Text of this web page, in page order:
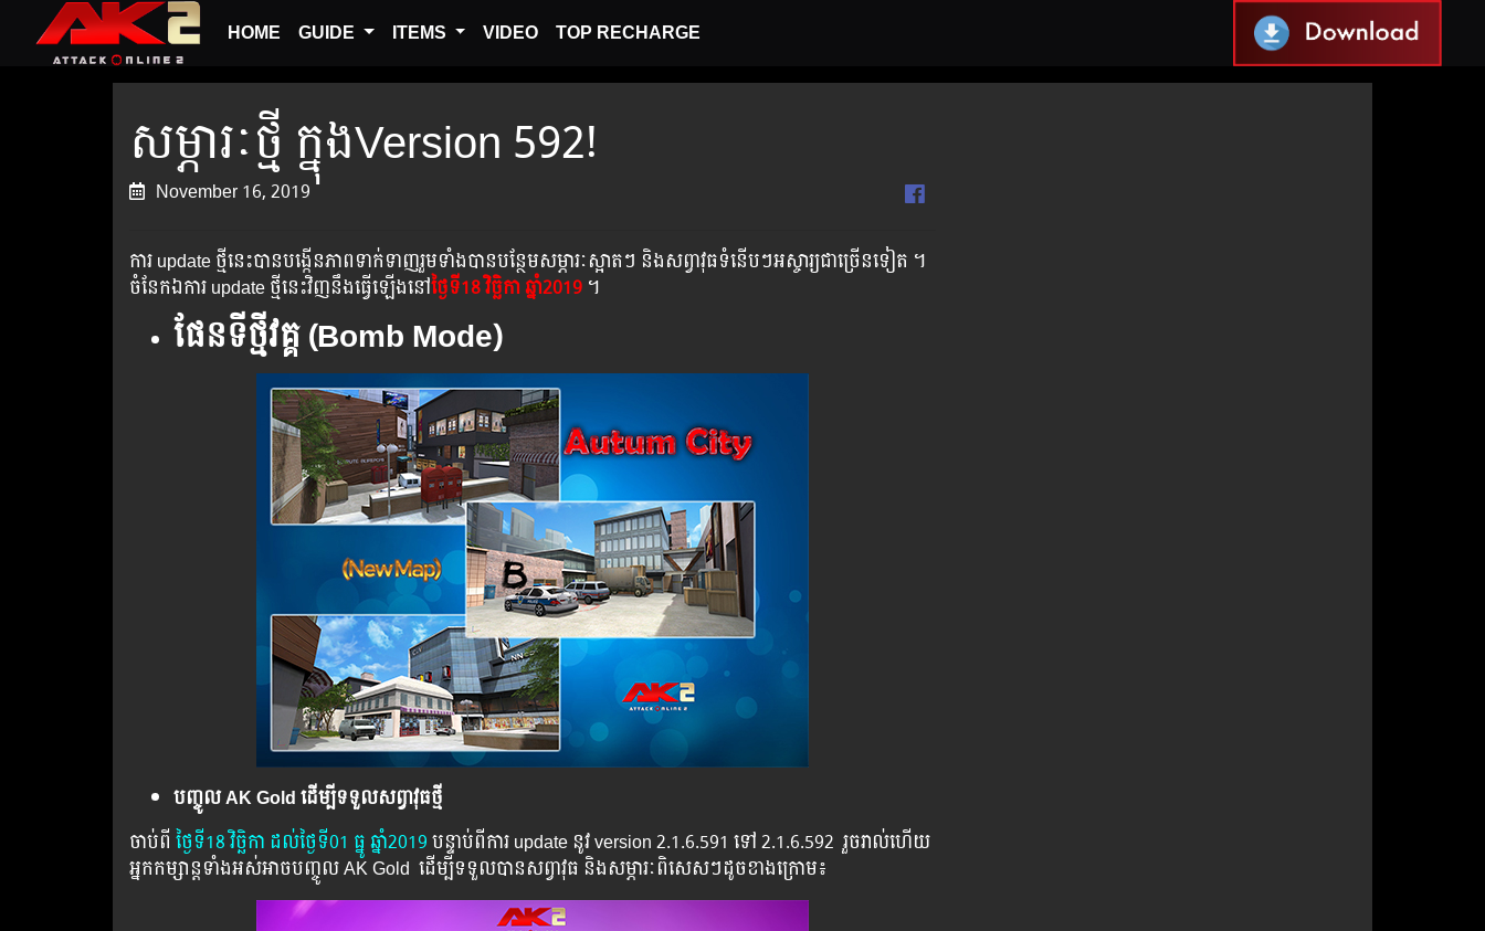
HOME GUIDE ITEMS VIDEO TOP RECHARGE
សម្ភារៈថ្មី ក្នុងVersion 592!
November 16, 2019
ការ update ថ្មីនេះបានបង្កើនភាពទាក់ទាញរួមទាំងបានបន្ថែមសម្ភារៈស្អាតៗ និងសព្វាវុធទំនើបៗអស្ចារ្យជាច្រើនទៀត ។
ចំនែកឯការ update ថ្មីនេះវិញនឹងធ្វើឡើងនៅថ្ងៃទី18 វិច្ឆិកា​ ឆ្នាំ2019 ។
ផែនទីថ្មីវគ្គ​ (Bomb Mode)
បញ្ចូល AK Gold ដើម្បីទទួលសព្វាវុធថ្មី
ចាប់ពី ​​ ថ្ងៃ​ទី18 វិច្ឆិកា ដល់​ថ្ងៃ​ទី01 ធ្នូ ឆ្នាំ2019បន្ទាប់​​ពី​​ការ ​update ​នូវ ​version 2.1.6.591 ទៅ​ 2.1.6.592 ​ រួច​​រាល់​​ហើយ​​
អ្នក​​កម្សាន្ដ​​ទាំង​​អស់​​អាច​​បញ្ចូល​ AK Gold ​​ ​ដើម្បី​​ទទួល​​បាន​សព្វាវុធ​ និង​​សម្ភារៈ​ពិសេស​ៗ​ដូច​ខាង​ក្រោម៖​